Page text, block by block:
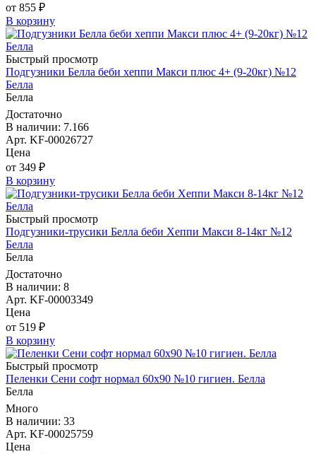
от 855 ₽
В корзину
Быстрый просмотр
Подгузники Белла беби хеппи Макси плюс 4+ (9-20кг) №12
Белла
Белла
Достаточно
В наличии: 7.166
Арт. KF-00026727
Цена
от 349 ₽
В корзину
Быстрый просмотр
Подгузники-трусики Белла беби Хеппи Макси 8-14кг №12
Белла
Белла
Достаточно
В наличии: 8
Арт. KF-00003349
Цена
от 519 ₽
В корзину
Быстрый просмотр
Пеленки Сени софт нормал 60х90 №10 гигиен. Белла
Белла
Много
В наличии: 33
Арт. KF-00025759
Цена